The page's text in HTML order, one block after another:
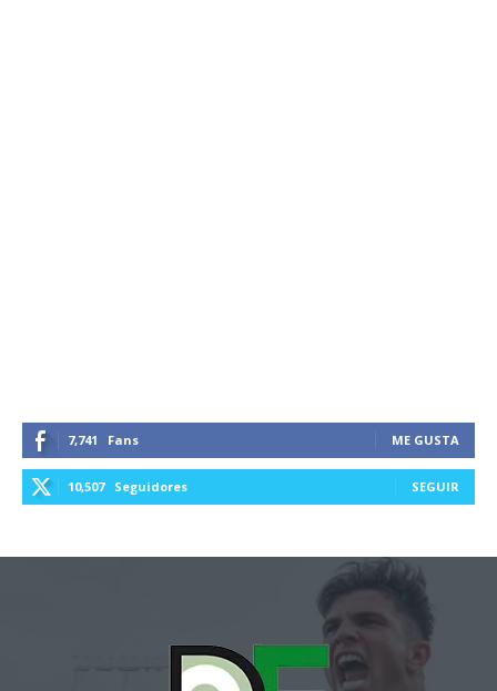
7,741 Fans ME GUSTA
10,507 Seguidores SEGUIR